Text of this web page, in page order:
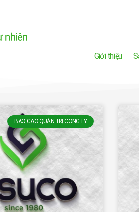
Giới thiệu
BÁO CÁO QUẢN TRỊ CÔNG TY